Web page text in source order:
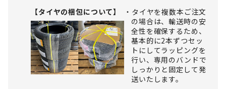
【タイヤの梱包について】
タイヤを複数本ご注文
の場合は、輸送時の安
全性を確保するため、
基本的に2本ずつセッ
トにしてラッピングを
行い、専用のバンドで
しっかりと固定して発
送いたします。